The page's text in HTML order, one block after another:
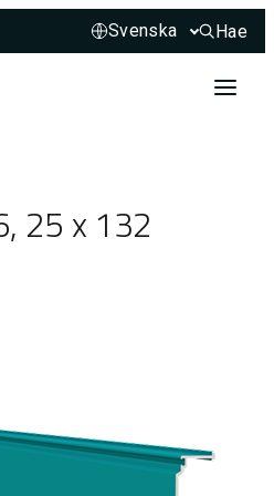
Hae
Hae
25 x 132